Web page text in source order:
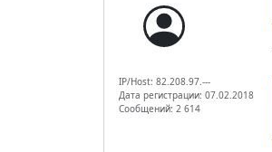
IP/Host: 82.208.97.---
Дата регистрации: 07.02.2018
Сообщений: 2 614